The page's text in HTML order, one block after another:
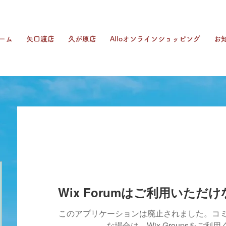
ム 矢口渡店 久が原店 Alloオンラインショッピング お
Wix Forumはご利用いただけ
このアプリケーションは廃止されました。コ